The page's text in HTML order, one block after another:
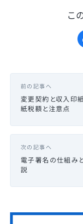
こ
前の記事へ
変更契約と収入印
紙税額と注意点
次の記事へ
電子署名の仕組み
説